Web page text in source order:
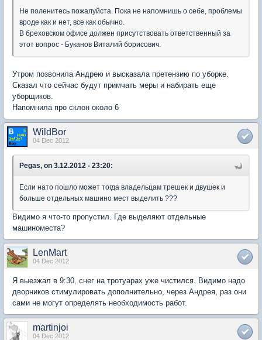
Не поленитесь пожалуйста. Пока не напомнишь о себе, проблемы
вроде как и нет, все как обычно.
В бреховском офисе должен присутствовать ответственный за
этот вопрос - Буканов Виталий борисович.
Утром позвонила Андрею и высказала претензию по уборке.
Сказал что сейчас будут примчать меры и набирать еще
уборщиков.
Напомнила про склон около 6
WildBor
04 Dec 2012
Pegas, on 3.12.2012 - 23:20:
Если нато пошло может тогда владельцам трешек и двушек и
больше отдельных машино мест выделить ???
Видимо я что-то пропустил. Где выделяют отдельные
машиноместа?
LenMart
04 Dec 2012
Я выезжал в 9:30, снег на тротуарах уже чистился. Видимо надо
дворников стимулировать дополнительно, через Андрея, раз они
сами не могут определять необходимость работ.
martinjoi
04 Dec 2012